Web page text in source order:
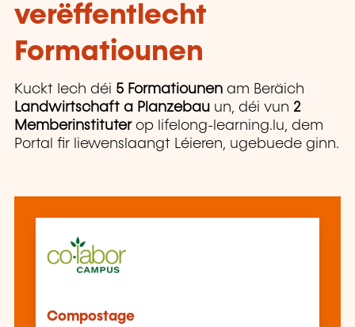
verëffentlecht
Formatiounen
Kuckt Iech déi 5 Formatiounen am Beräich
Landwirtschaft a Planzebau un, déi vun 2
Memberinstituter op lifelong-learning.lu, dem
Portal fir liewenslaangt Léieren, ugebuede ginn.
Compostage